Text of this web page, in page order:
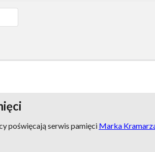
poświęcają serwis pamięci Marka